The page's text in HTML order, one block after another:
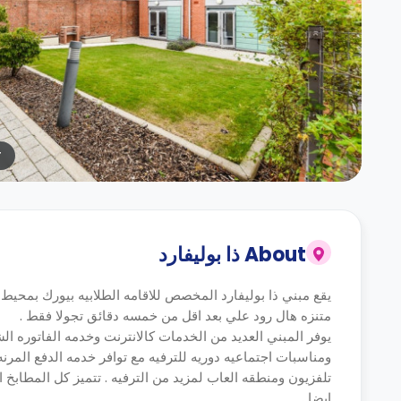
Aboutذا بوليفارد
يقع مبني ذا بوليفارد المخصص للاقامه الطلابيه بيورك
متنزه هال رود علي بعد اقل من خمسه دقائق تجولا فقط .
يوفر المبني العديد من الخدمات كالانترنت وخدمه
ومناسبات اجتماعيه دوريه للترفيه مع توافر خدمه الدفع
تلفزيون ومنطقه العاب لمزيد من الترفيه . تتميز كل المطابخ